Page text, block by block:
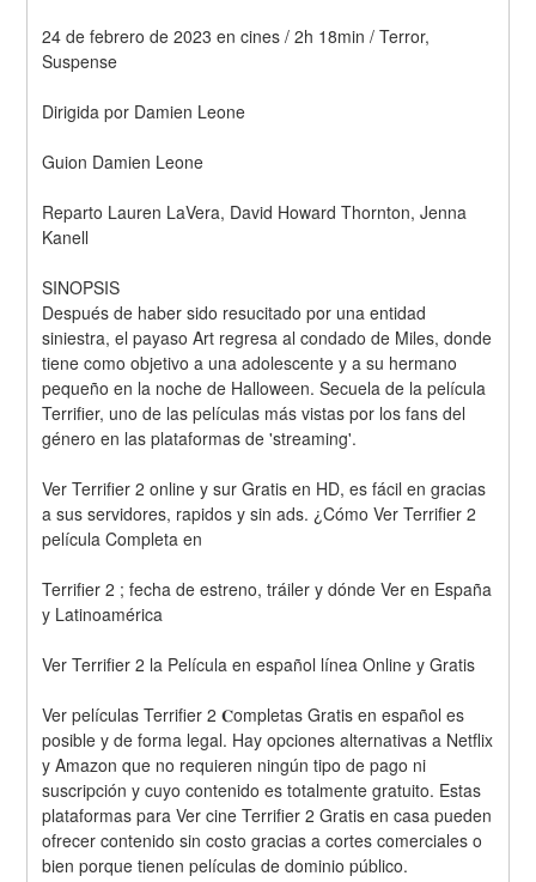
24 de febrero de 2023 en cines / 2h 18min / Terror,
Suspense
Dirigida por Damien Leone
Guion Damien Leone
Reparto Lauren LaVera, David Howard Thornton, Jenna
Kanell
SINOPSIS
Después de haber sido resucitado por una entidad
siniestra, el payaso Art regresa al condado de Miles, donde
tiene como objetivo a una adolescente y a su hermano
pequeño en la noche de Halloween. Secuela de la película
Terrifier, uno de las películas más vistas por los fans del
género en las plataformas de 'streaming'.
Ver Terrifier 2 online y sur Gratis en HD, es fácil en gracias
a sus servidores, rapidos y sin ads. ¿Cómo Ver Terrifier 2
película Completa en
Terrifier 2 ; fecha de estreno, tráiler y dónde Ver en España
y Latinoamérica
Ver Terrifier 2 la Película en español línea Online y Gratis
Ver películas Terrifier 2 𝐂ompletas Gratis en español es
posible y de forma legal. Hay opciones alternativas a Netflix
y Amazon que no requieren ningún tipo de pago ni
suscripción y cuyo contenido es totalmente gratuito. Estas
plataformas para Ver cine Terrifier 2 Gratis en casa pueden
ofrecer contenido sin costo gracias a cortes comerciales o
bien porque tienen películas de dominio público.